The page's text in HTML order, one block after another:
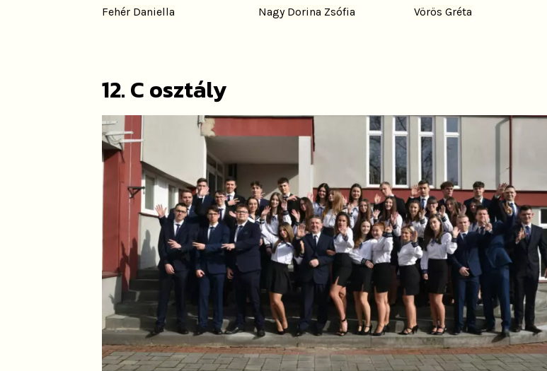
Fehér Daniella
Nagy Dorina Zsófia
Vörös Gréta
12. C osztály